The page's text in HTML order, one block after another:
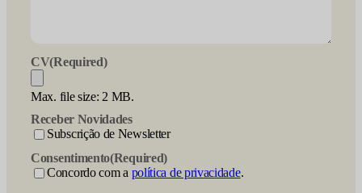
CV(Required)
Max. file size: 2 MB.
Receber Novidades
Subscrição de Newsletter
Consentimento(Required)
Concordo com a política de privacidade.